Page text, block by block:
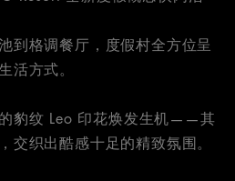
到格调餐厅，度假村全方位呈
活方式。
豹纹 Leo 印花焕发生机——其
交织出酷感十足的精致氛围。